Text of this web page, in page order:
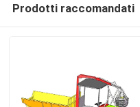
Prodotti raccomandati